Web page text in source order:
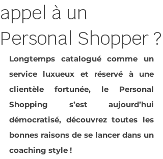
appel à un
Personal Shopper ?
Longtemps catalogué comme un
service luxueux et réservé à une
clientèle fortunée, le Personal
Shopping s’est aujourd’hui
démocratisé, découvrez toutes les
bonnes raisons de se lancer dans un
coaching style !